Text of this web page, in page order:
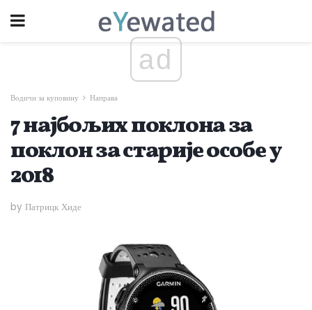
ad
Водичи за куповину Направа
7 најбољих поклона за
поклон за старије особе у
2018
by Патрицк Хиде